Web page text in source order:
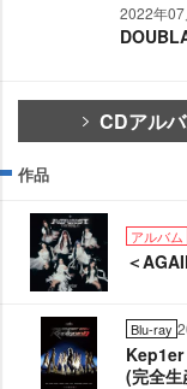
2022年
CDアル
作品
アルバム
＜
Blu-ray
(完全生